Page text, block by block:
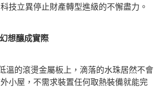
技立異停止財產轉型進級的不懈盡力。
想釀成實際
的滾燙金屬板上，滴落的水珠居然不會
小屋，不需求裝置任何取熱裝備就能完